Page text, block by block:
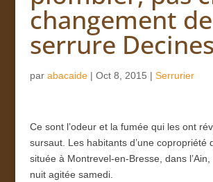
changement de
serrure Decines
par abacaide| Oct 8, 2015 | Serrurier
Ce sont l’odeur et la fumée qui les ont
sursaut. Les habitants d’une copropriété
située à Montrevel-en-Bresse, dans
nuit agitée samedi.